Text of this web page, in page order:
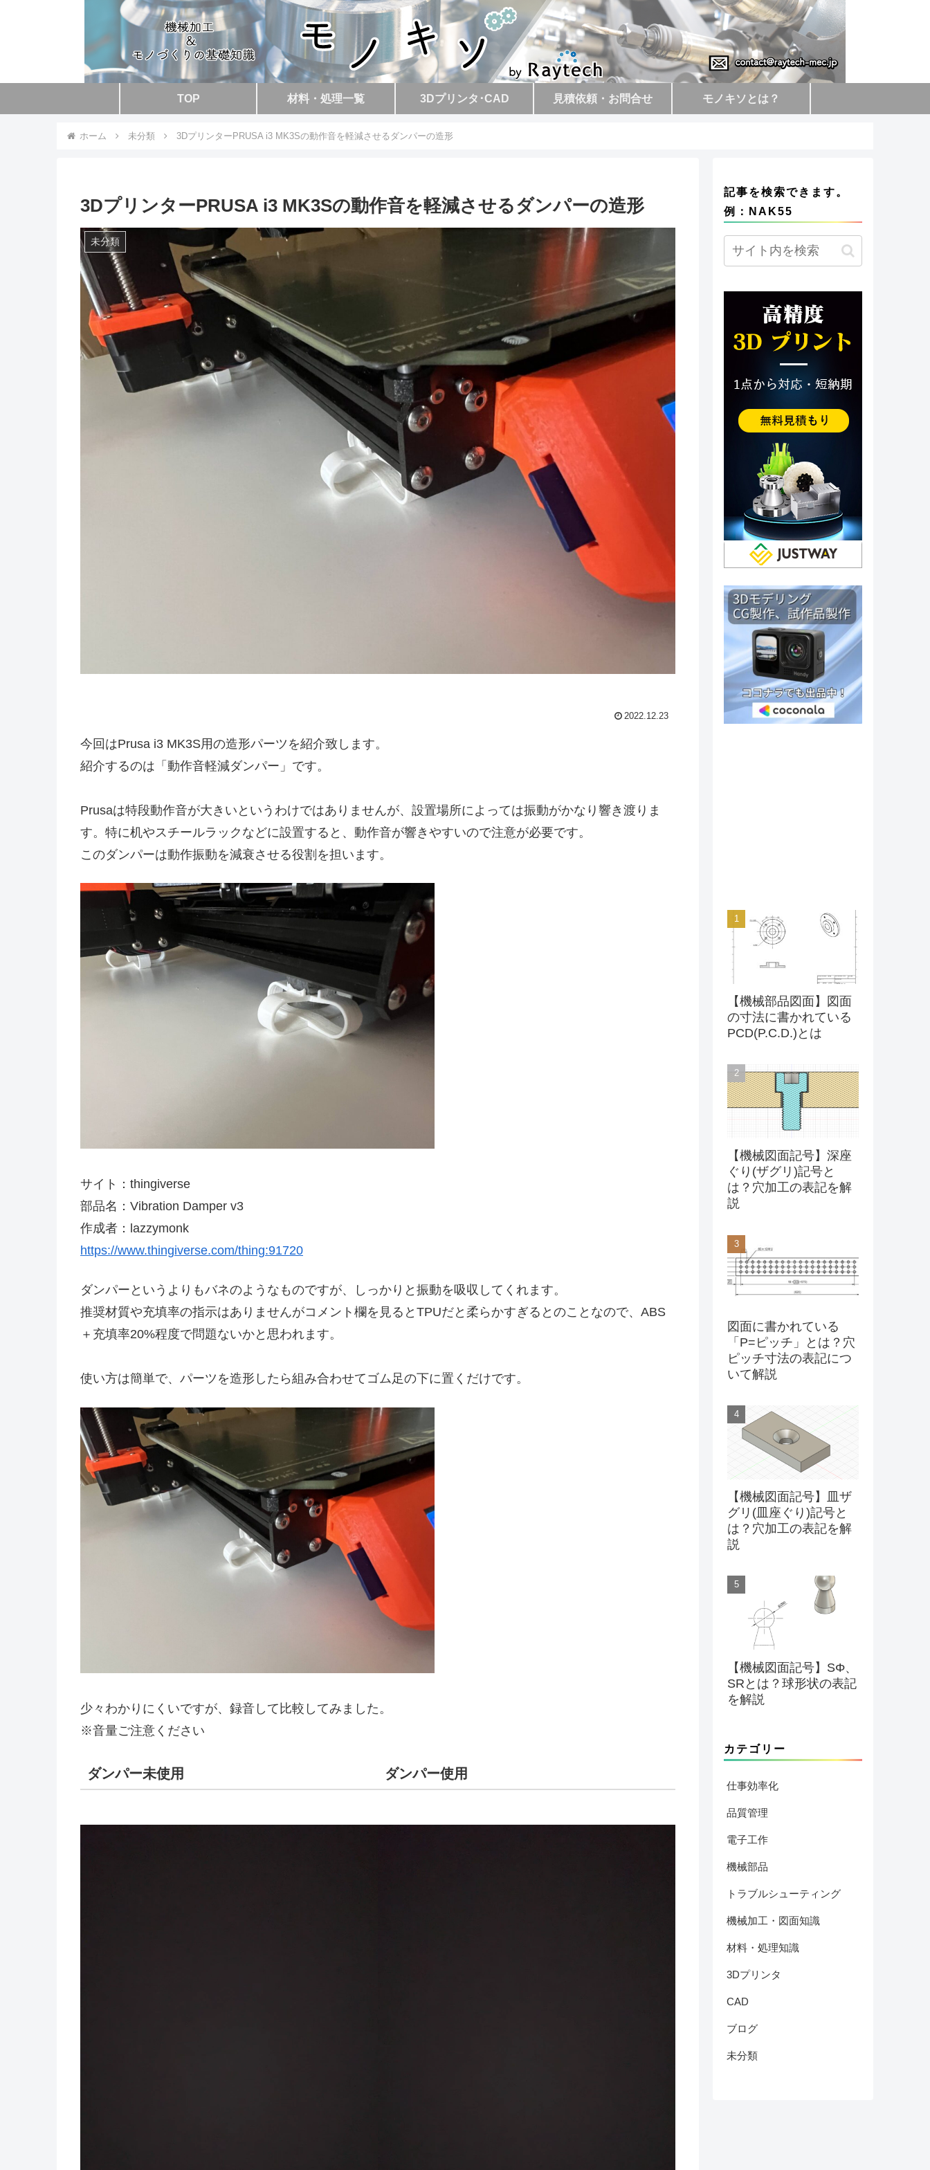
TOP 材料・処理一覧 3Dプリンタ･CAD 見積依頼・お問合せ モノキソとは？
ホーム 未分類 3DプリンターPRUSA i3 MK3Sの動作音を軽減させるダンパーの造形
3DプリンターPRUSA i3 MK3Sの動作音を軽減させるダンパーの造形
未分類
2022.12.23
今回はPrusa i3 MK3S用の造形パーツを紹介致します。
紹介するのは「動作音軽減ダンパー」です。
Prusaは特段動作音が大きいというわけではありませんが、設置場所によっては振動がかなり響き渡りま
す。特に机やスチールラックなどに設置すると、動作音が響きやすいので注意が必要です。
このダンパーは動作振動を減衰させる役割を担います。
サイト：thingiverse
部品名：Vibration Damper v3
作成者：lazzymonk
https://www.thingiverse.com/thing:91720
ダンパーというよりもバネのようなものですが、しっかりと振動を吸収してくれます。
推奨材質や充填率の指示はありませんがコメント欄を見るとTPUだと柔らかすぎるとのことなので、ABS
＋充填率20%程度で問題ないかと思われます。
使い方は簡単で、パーツを造形したら組み合わせてゴム足の下に置くだけです。
少々わかりにくいですが、録音して比較してみました。
※音量ご注意ください
ダンパー未使用 ダンパー使用
記事を検索できます。
例：NAK55
【機械部品図面】図面
の寸法に書かれている
PCD(P.C.D.)とは
【機械図面記号】深座
ぐり(ザグリ)記号と
は？穴加工の表記を解
説
図面に書かれている
「P=ピッチ」とは？穴
ピッチ寸法の表記につ
いて解説
【機械図面記号】皿ザ
グリ(皿座ぐり)記号と
は？穴加工の表記を解
説
【機械図面記号】SΦ、
SRとは？球形状の表記
を解説
カテゴリー
仕事効率化
品質管理
電子工作
機械部品
トラブルシューティング
機械加工・図面知識
材料・処理知識
3Dプリンタ
CAD
ブログ
未分類